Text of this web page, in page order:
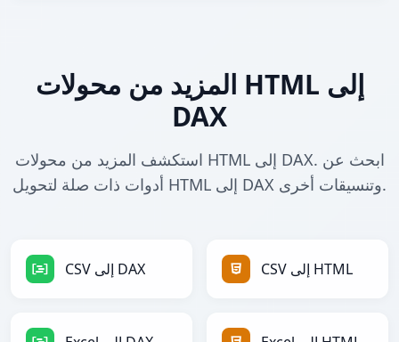
المزيد من محولات HTML إلى
DAX
استكشف المزيد من محولات HTML إلى DAX. ابحث عن
أدوات ذات صلة لتحويل HTML إلى DAX وتنسيقات أخرى.
CSV إلى DAX CSV إلى HTML